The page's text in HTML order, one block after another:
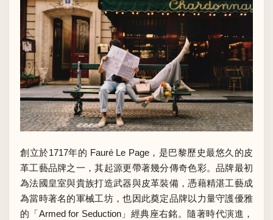
創立於1717年的 Fauré Le Page，是巴黎歷史最悠久的皮
革工藝品牌之一，其起源更帶著幾分傳奇色彩。品牌最初
為法國皇室與貴族打造武器與皮革裝備，憑藉精湛工藝成
為當時著名的軍械工坊，也因此奠定品牌以力量守護優雅
的「Armed for Seduction」經典座右銘。隨著時代演進，